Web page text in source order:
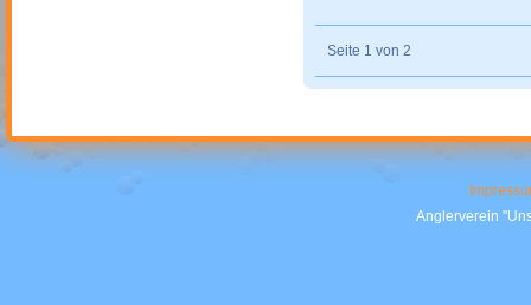
Seite 1 von 2
Anglerverein